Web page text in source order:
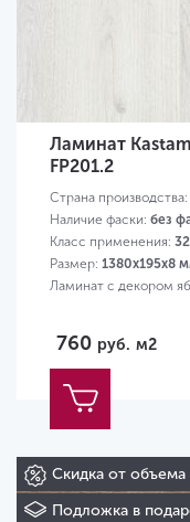
Ламинат
FP201.2
Страна производства:
Наличие фаски: без
Класс применения:
Размер: 1380х195х8
Ламинат с декором
760 руб. м2
Скидка от объема
Подложка в